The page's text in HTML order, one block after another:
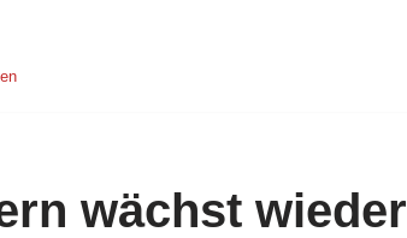
wächst wieder